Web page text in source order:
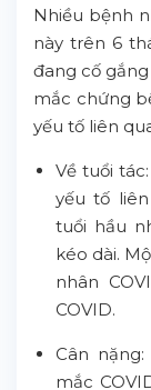
Nhiều bệnh
này trên 6
đang cố
mắc chứng
yếu tố liên
Về tuổi
yếu tố
tuổi hầu
kéo dài.
nhân
COVID.
Cân
mắc